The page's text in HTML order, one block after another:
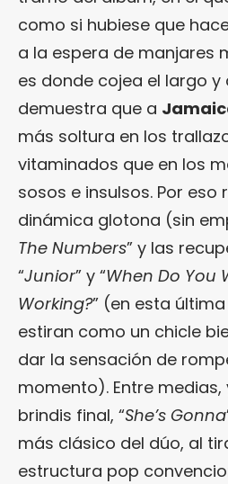
como si hubiese que
a la espera de manjares
es donde cojea el largo y
demuestra que a
más soltura en los
vitaminados que en los
sosos e insulsos. Por eso
dinámica glotona (sin
The Numbers” y las
“Junior” y “When Do You
Working?” (en esta
estiran como un chicle
dar la sensación de
momento). Entre
brindis final, “She’s Gonna
más clásico del dúo, al
estructura pop